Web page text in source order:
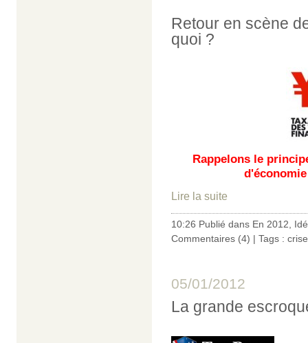
Retour en scène
quoi ?
Rappelons le
Lire la suite
10:26 Publié dans En 2012
Commentaires (4) | Tags : crise
05/01/2012
La grande